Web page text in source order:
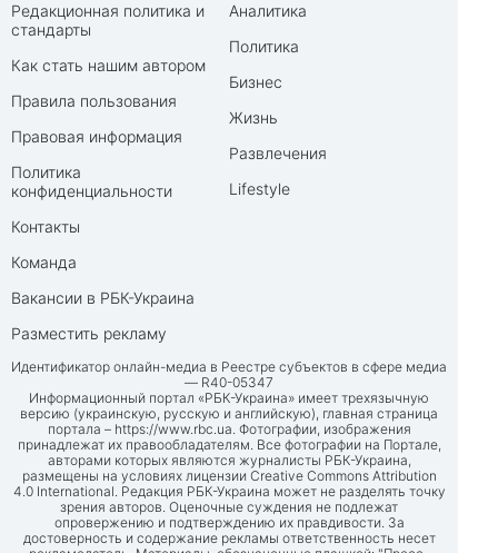
Редакционная политика и
стандарты
Как стать нашим автором
Правила пользования
Правовая информация
Политика
конфиденциальности
Контакты
Команда
Вакансии в РБК-Украина
Разместить рекламу
Аналитика
Политика
Бизнес
Жизнь
Развлечения
Lifestyle
Идентификатор онлайн-медиа в Реестре субъектов в сфере медиа
— R40-05347
Информационный портал «РБК-Украина» имеет трехязычную
версию (украинскую, русскую и английскую), главная страница
портала – https://www.rbc.ua. Фотографии, изображения
принадлежат их правообладателям. Все фотографии на Портале,
авторами которых являются журналисты РБК-Украина,
размещены на условиях лицензии Creative Commons Attribution
4.0 International. Редакция РБК-Украина может не разделять точку
зрения авторов. Оценочные суждения не подлежат
опровержению и подтверждению их правдивости. За
достоверность и содержание рекламы ответственность несет